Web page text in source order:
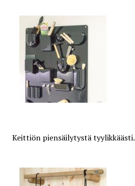
Keittiön piensäilytystä tyylikkäästi.